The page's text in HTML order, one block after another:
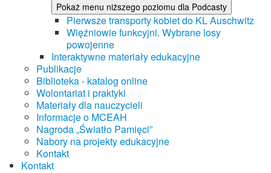
Pokaż menu niższego poziomu dla Podcasty
Pierwsze transporty kobiet do KL Auschwitz
Więźniowie funkcyjni. Wybrane losy
powojenne
Interaktywne materiały edukacyjne
Publikacje
Biblioteka - katalog online
Wolontariat i praktyki
Materiały dla nauczycieli
Informacje o MCEAH
Nagroda „Światło Pamięci”
Nabory na projekty edukacyjne
Kontakt
Kontakt